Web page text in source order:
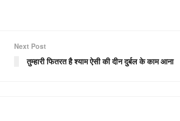
Next Post
तुम्हारी फितरत है श्याम ऐसी की दीन दुर्बल के काम आना